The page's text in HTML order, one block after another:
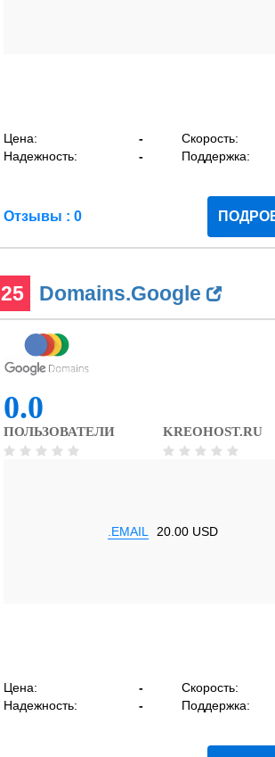
Цена: - Скорость:
Надежность:
- Поддержка:
Отзывы : 0
25 Domains.Google
0.0
ПОЛЬЗОВАТЕЛИ KREOHOST.RU
.EMAIL 20.00 USD
Цена: - Скорость:
Надежность:
- Поддержка: